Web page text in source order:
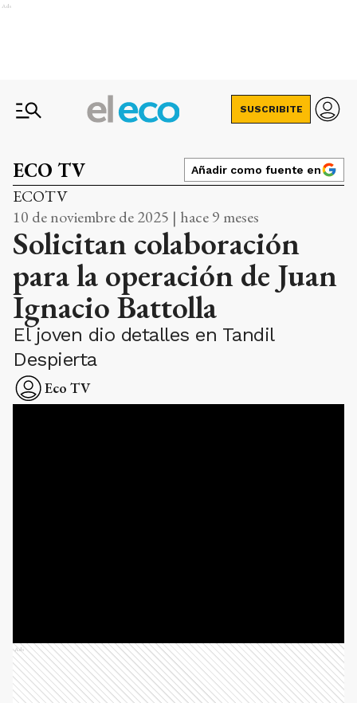
Ads
SUSCRIBITE
ECO TV Añadir como fuente en
ECOTV
10 de noviembre de 2025 | hace 9 meses
Solicitan colaboración
para la operación de Juan
Ignacio Battolla
El joven dio detalles en Tandil
Despierta
Eco TV
Ads